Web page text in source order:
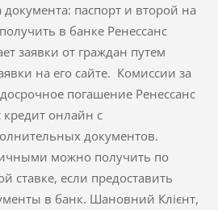
паспорт и второй на
в банке Ренессанс
заявки от граждан путем
на его сайте. Комиссии за
погашение Ренессанс
кредит онлайн с
документов.
можно получить по
ставке, если предоставить
в банк. Шановний Клієнт,